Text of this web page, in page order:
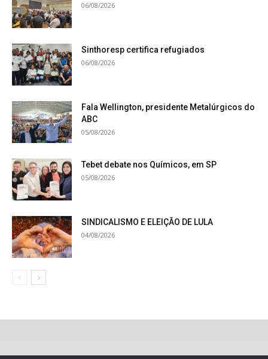
06/08/2026
Sinthoresp certifica refugiados
06/08/2026
Fala Wellington, presidente Metalúrgicos do
ABC
05/08/2026
Tebet debate nos Químicos, em SP
05/08/2026
SINDICALISMO E ELEIÇÃO DE LULA
04/08/2026